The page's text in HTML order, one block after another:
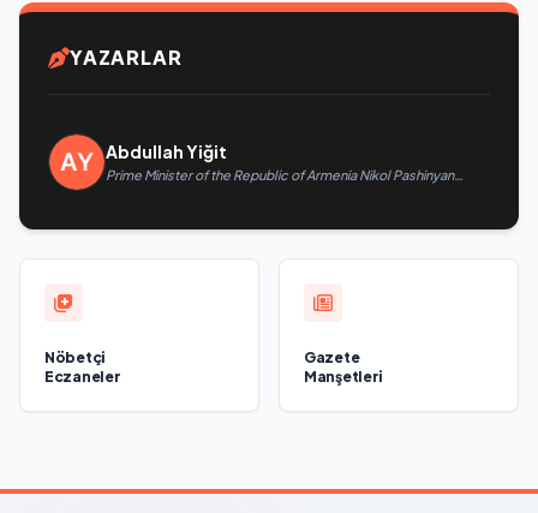
YAZARLAR
Abdullah Yiğit
Prime Minister of the Republic of Armenia Nikol Pashinyan
Nöbetçi
Eczaneler
Gazete
Manşetleri